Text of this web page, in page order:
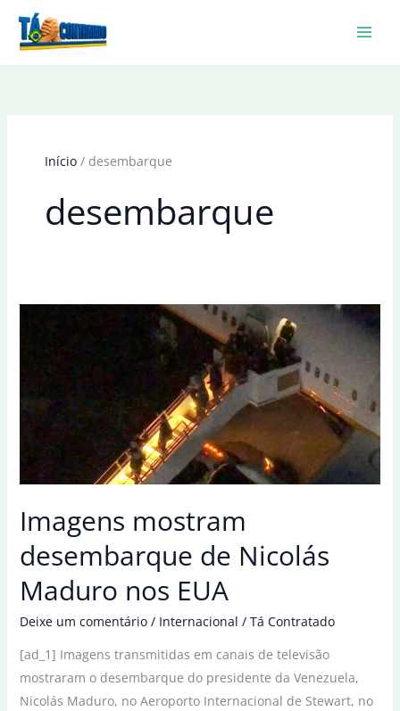
Início desembarque
desembarque
Imagens mostram
desembarque de Nicolás
Maduro nos EUA
Deixe um comentário / Internacional / Tá Contratado
[ad_1] Imagens transmitidas em canais de televisão
mostraram o desembarque do presidente da Venezuela,
Nicolás Maduro, no Aeroporto Internacional de Stewart, no